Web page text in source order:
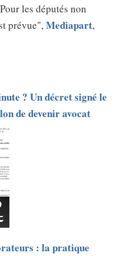
les députés non
prévue",Mediapart,
? Un décret signé le
de devenir avocat
: la pratique